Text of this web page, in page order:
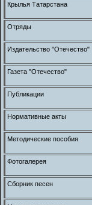
Крылья Татарстана
Отряды
Издательство "Отечество"
Газета "Отечество"
Публикации
Нормативные акты
Методические пособия
Фотогалерея
Сборник песен